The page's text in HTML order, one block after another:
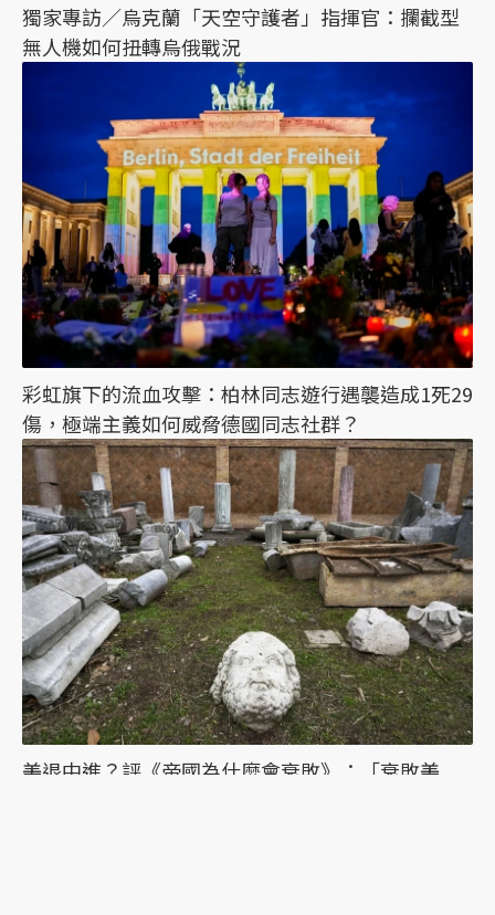
獨家專訪／烏克蘭「天空守護者」指揮官：攔截型
無人機如何扭轉烏俄戰況
彩虹旗下的流血攻擊：柏林同志遊行遇襲造成1死29
傷，極端主義如何威脅德國同志社群？
美退中進？評《帝國為什麼會衰敗》：「衰敗美